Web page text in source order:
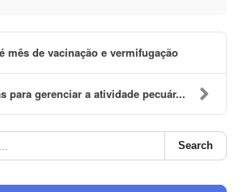
mês de vacinação e vermifugação
para gerenciar a atividade pecuár...
Search